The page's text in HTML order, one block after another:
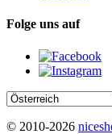
Folge uns auf
© 2010-2026